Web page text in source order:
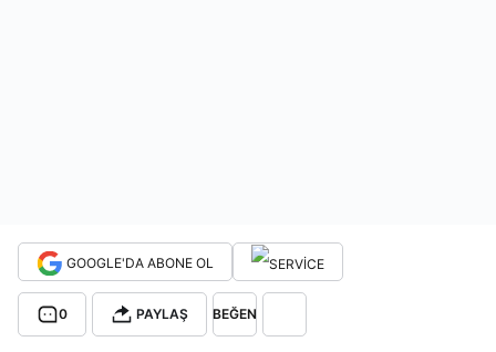
GOOGLE'DA ABONE OL
0 PAYLAŞ BEĞEN
devr
ildi: